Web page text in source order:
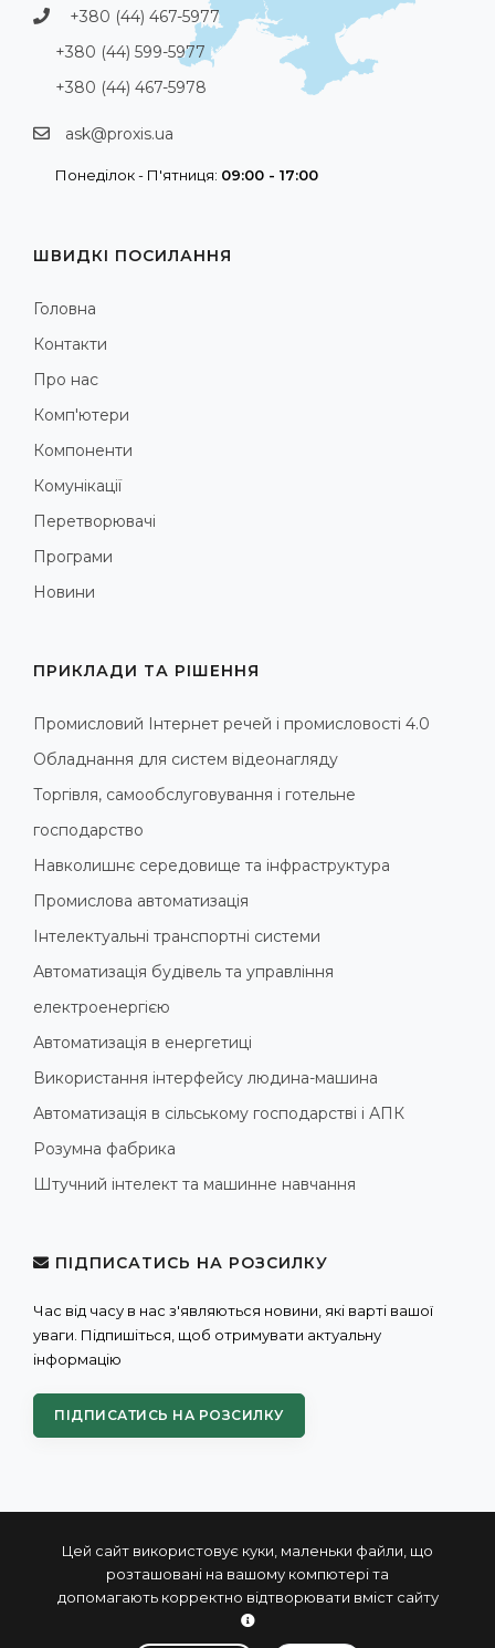
Цей сайт використовує куки, маленьки файли, що
розташовані на вашому компютері та
допомагають корректно відтворювати вміст сайту
+380 (44) 467-5977
+380 (44) 599-5977
+380 (44) 467-5978
ask@proxis.ua
Понеділок - П'ятниця: 09:00 - 17:00
ШВИДКІ ПОСИЛАННЯ
Головна
Контакти
Про нас
Комп'ютери
Компоненти
Комунікації
Перетворювачі
Програми
Новини
ПРИКЛАДИ ТА РІШЕННЯ
Промисловий Інтернет речей і промисловості 4.0
Обладнання для систем відеонагляду
Торгівля, самообслуговування і готельне
господарство
Навколишнє середовище та інфраструктура
Промислова автоматизація
Інтелектуальні транспортні системи
Автоматизація будівель та управління
електроенергією
Автоматизація в енергетиці
Використання інтерфейсу людина-машина
Автоматизація в сільському господарстві і АПК
Розумна фабрика
Штучний інтелект та машинне навчання
ПІДПИСАТИСЬ НА РОЗСИЛКУ
Час від часу в нас з'являються новини, які варті вашої
уваги. Підпишіться, щоб отримувати актуальну
інформацію
ПІДПИСАТИСЬ НА РОЗСИЛКУ
© 2004 - 2026 ПРОКСИС™ - промислові комп'ютери та